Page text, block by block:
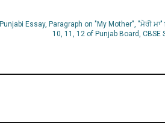
Punjabi Essay, Paragraph on "My Mother", "ਮੇਰੀ
10, 11, 12 of Punjab Board, CBSE